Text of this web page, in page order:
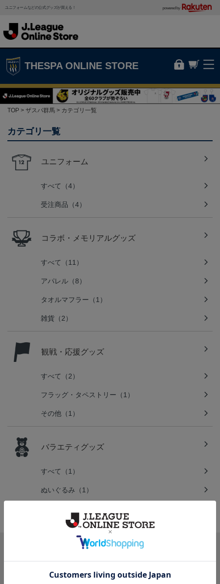
ユニフォームなどの公式グッズが買える！ powered by
THESPA ONLINE STORE
TOP ザスパ群馬 カテゴリ一覧
カテゴリ一覧
ユニフォーム
すべて（4）
受注商品（4）
コラボ・メモリアルグッズ
すべて（11）
アパレル（8）
タオルマフラー（1）
雑貨（2）
観戦・応援グッズ
すべて（2）
フラッグ・タペストリー（1）
その他（1）
バラエティグッズ
すべて（1）
ぬいぐるみ（1）
カテゴリから探す